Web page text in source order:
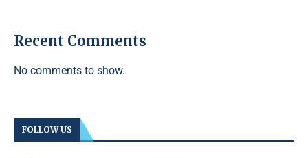
Recent Comments
No comments to show.
FOLLOW US